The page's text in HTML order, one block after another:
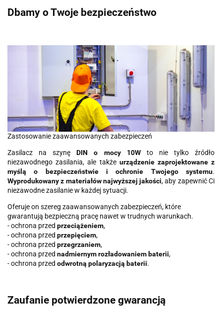
Dbamy o Twoje bezpieczeństwo
Zastosowanie zaawansowanych zabezpieczeń
Zasilacz na szynęDIN o mocy 10Wto nie tylko źródło
niezawodnego zasilania, ale także urządzenie zaprojektowane z
myślą o bezpieczeństwie i ochronie Twojego systemu.
Wyprodukowany z materiałów najwyższej jakości, aby zapewnić Ci
niezawodne zasilanie w każdej sytuacji.
Oferuje on szereg zaawansowanych zabezpieczeń, które
gwarantują bezpieczną pracę nawet w trudnych warunkach.
- ochrona przed przeciążeniem,
- ochrona przed przepięciem,
- ochrona przed przegrzaniem,
- ochrona przed nadmiernym rozładowaniem baterii,
- ochrona przed odwrotną polaryzacją baterii.
Zaufanie potwierdzone gwarancją